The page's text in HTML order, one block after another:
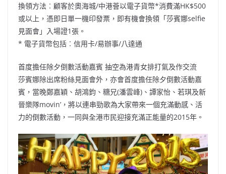
換領方法︰顧客於奧海城/中港薈以電子貨幣*消費滿HK$500
或以上，憑即日單一機印發票，即有機會換領「莎賓娜selfie
見面會」入場證1張。
* 電子貨幣包括︰信用卡/易辦事/八達通
首度擔任除夕倒數活動嘉賓 抽空為港青女排打氣及作交流
莎賓娜除出席粉絲見面會外，亦會首度擔任除夕倒數活動嘉
賓，當晚鄭嘉穎、胡鴻鈞、糖兄(潘雲峰)、譚家怡、若琪及新
晉樂隊movin’，將以連串勁歌為大家帶來一個充滿動感、活
力的倒數活動，一同與全港市民迎接充滿正能量的2015年。